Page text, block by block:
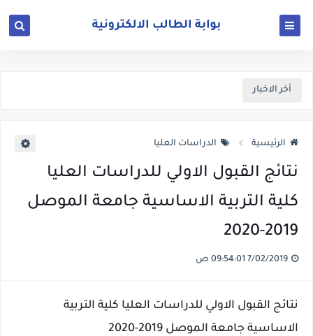
أخر الاخبار
الرئيسية الدراسات العليا
نتائج القبول الاولي للدراسات العليا
كلية التربية الاساسية جامعة الموصل
2019-2020
نتائج القبول الاولي للدراسات العليا كلية التربية
الاساسية جامعة الموصل 2019-2020